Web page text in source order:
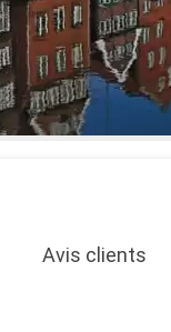
Avis clients